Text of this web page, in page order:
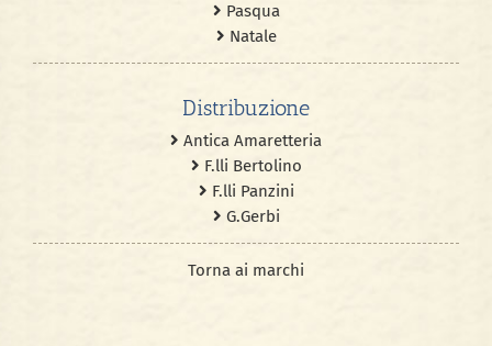
Pasqua
Natale
Distribuzione
Antica Amaretteria
F.lli Bertolino
F.lli Panzini
G.Gerbi
Torna ai marchi